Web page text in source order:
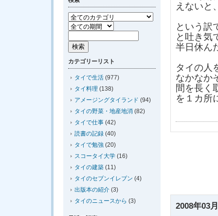
えないと
という訳
と吐き気
半日休ん
タイの人
なかなか
間を長く
を１カ所
2008年03
カテゴリーリスト
タイで生活 (977)
タイ料理 (138)
アメージングタイランド (94)
タイの野菜・地産地消 (82)
タイで仕事 (42)
読書の記録 (40)
タイで勉強 (20)
スコータイ大学 (16)
タイの建築 (11)
タイのセブンイレブン (4)
出版本の紹介 (3)
タイのニュースから (3)